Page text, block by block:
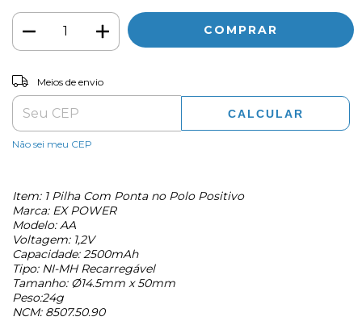
Entregas para o CEP:
Meios de envio
CALCULAR
Não sei meu CEP
Item: 1 Pilha Com Ponta no Polo Positivo
Marca: EX POWER
Modelo: AA
Voltagem: 1,2V
Capacidade: 2500mAh
Tipo: NI-MH Recarregável
Tamanho: Ø14.5mm x 50mm
Peso:24g
NCM: 8507.50.90